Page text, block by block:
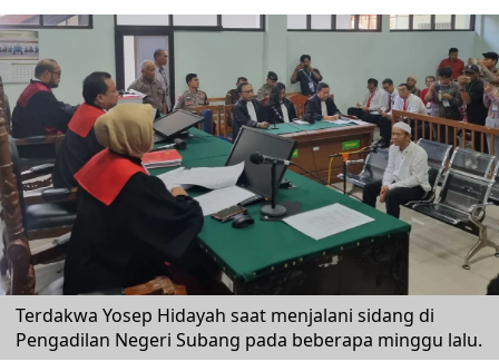
Terdakwa Yosep Hidayah saat menjalani sidang di
Pengadilan Negeri Subang pada beberapa minggu lalu.